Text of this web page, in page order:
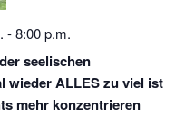
seelischen
wieder ALLES zu viel ist
mehr konzentrieren
-8:00 p.m.